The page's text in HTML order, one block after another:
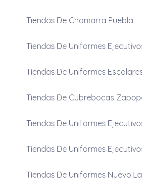
Tiendas De Chamarra Puebla
Tiendas De Uniformes
Tiendas De Uniformes
Tiendas De Cubrebocas
Tiendas De Uniformes
Tiendas De Uniformes
Tiendas De Uniformes Nuevo